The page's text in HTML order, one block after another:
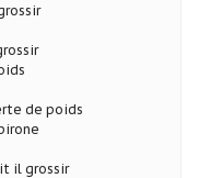
de poids
il grossir